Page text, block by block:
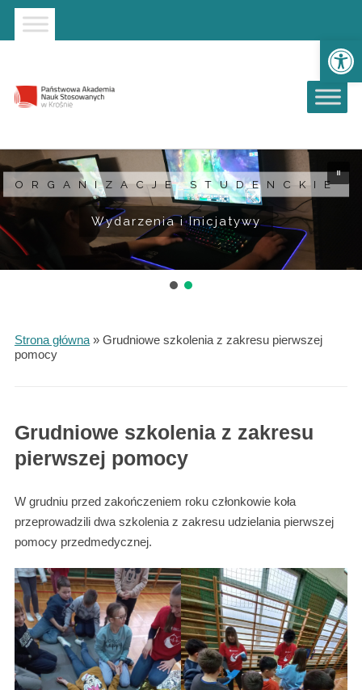
Strona główna
Przejdź do wyszukiwarki
Przejdź do menu głównego
ORGANIZACJE STUDENCKIE
Wydarzenia i Inicjatywy
Strona główna» Grudniowe szkolenia z zakresu pierwszej
pomocy
Grudniowe szkolenia z zakresu
pierwszej pomocy
W grudniu przed zakończeniem roku członkowie koła
przeprowadzili dwa szkolenia z zakresu udzielania pierwszej
pomocy przedmedycznej.